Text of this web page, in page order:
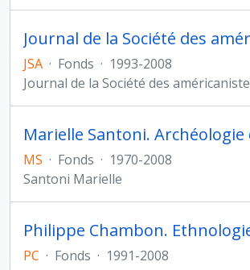
JSA · Fonds · 1993-2008
Journal de la Société des
MS · Fonds · 1970-2008
Santoni Marielle
PC · Fonds · 1991-2008